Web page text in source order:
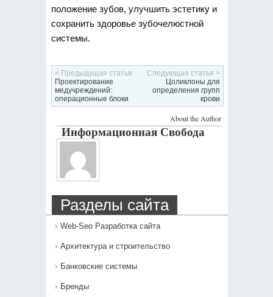
положение зубов, улучшить эстетику и
сохранить здоровье зубочелюстной
системы.
< Предыдущая статья
Проектирование
медучреждений:
операционные блоки
Следующая статья >
Цоликлоны для
определения групп
крови
About the Author
Информационная Свобода
Разделы сайта
Web-Seo Разработка сайта
Архитектура и строительство
Банковские системы
Бренды